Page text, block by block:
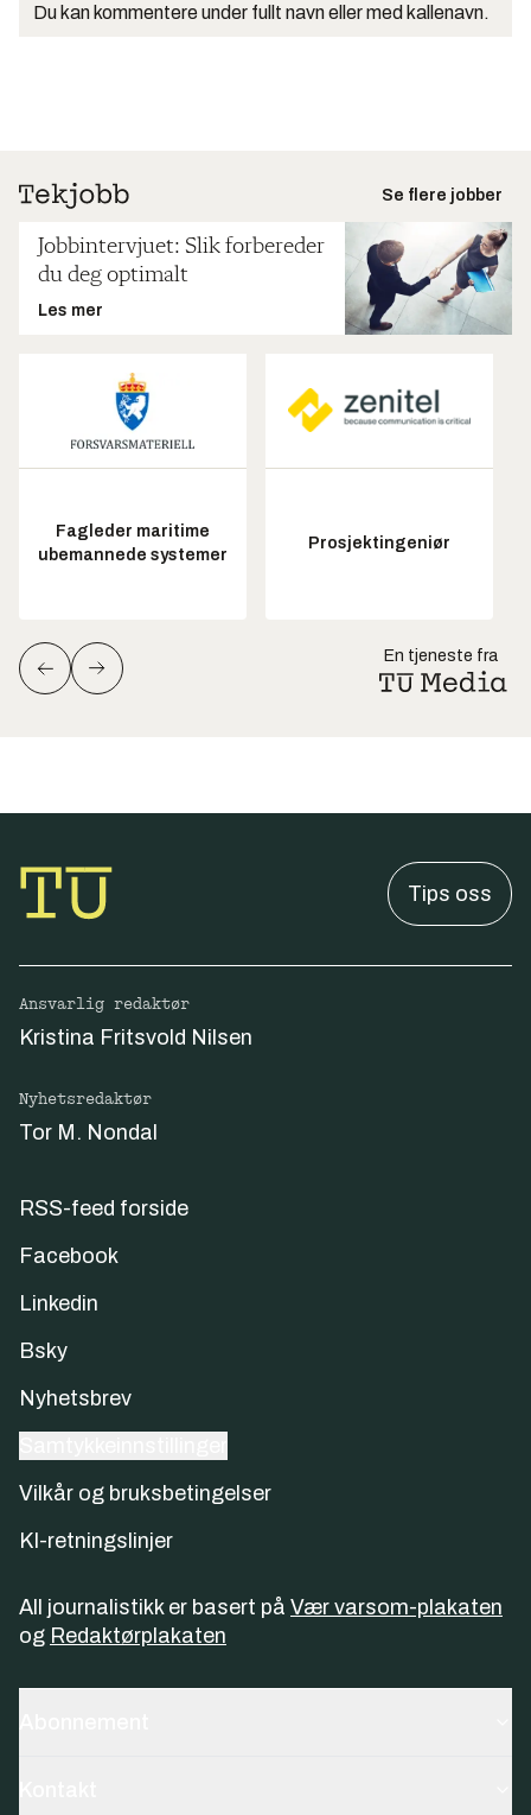
Du kan kommentere under fullt navn eller med kallenavn.
Se flere jobber
Jobbintervjuet: Slik forbereder
du deg optimalt
Les mer
Fagleder maritime
ubemannede systemer
Prosjektingeniør
En tjeneste fra
Tips oss
Ansvarlig redaktør
Kristina Fritsvold Nilsen
Nyhetsredaktør
Tor M. Nondal
RSS-feed forside
Facebook
Linkedin
Bsky
Nyhetsbrev
Vilkår og bruksbetingelser
KI-retningslinjer
All journalistikk er basert på Vær varsom-plakaten
og Redaktørplakaten